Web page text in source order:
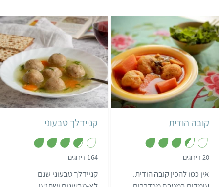
קשה הודי
קובה הודית
20 דירוגים
.
5
מ
אין כמו להכין קובה הודית.
בינוני שעה ו-10 דקות
20 קניידלך יהודי
קניידלך טבעוני
164 דירוגים
.
7
מ
קניידלך טבעוני שגם